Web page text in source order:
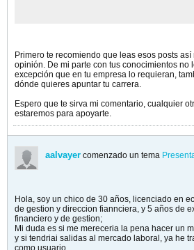
Primero te recomiendo que leas esos posts
opinión. De mi parte con tus conocimientos no
excepción que en tu empresa lo requieran,
dónde quieres apuntar tu carrera.
Espero que te sirva mi comentario, cualquier
estaremos para apoyarte.
aalvayer comenzado un tema
Hola, soy un chico de 30 años, licenciado en
de gestion y direccion fiannciera, y 5 años de
financiero y de gestion;
Mi duda es si me mereceria la pena hacer un
y si tendriai salidas al mercado laboral, ya he
como usuario.